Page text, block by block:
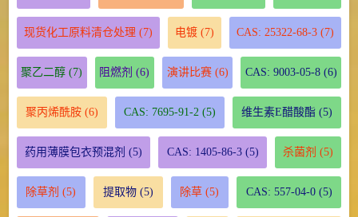
现货化工原料清仓处理 (7) 电镀 (7) CAS: 25322-68-3 (7)
聚乙二醇 (7) 阻燃剂 (6) 演讲比赛(6) CAS: 9003-05-8(6)
聚丙烯酰胺(6) CAS: 7695-91-2 (5) 维生素E醋酸酯 (5)
药用薄膜包衣预混剂 (5) CAS: 1405-86-3(5) 杀菌剂 (5)
除草剂 (5) 提取物(5) 除草 (5) CAS: 557-04-0(5)